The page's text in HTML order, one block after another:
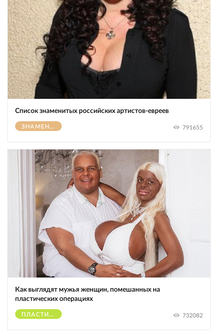
Список знаменитых российских артистов-евреев
ЗНАМЕНИТОСТИ 791655
Как выглядят мужья женщин, помешанных на
пластических операциях
ПЛАСТИЧЕСКИЕ ОПЕРАЦИИ 732082